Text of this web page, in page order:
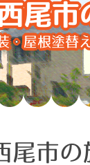
尾市
・屋根塗替
尾市の